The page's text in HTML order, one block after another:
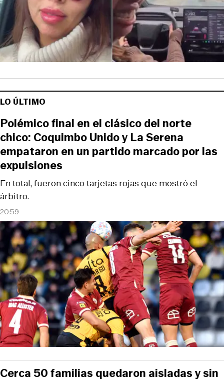
LO ÚLTIMO
20:59
En total, fueron cinco tarjetas rojas que mostró el
árbitro.
Polémico final en el clásico del norte
chico: Coquimbo Unido y La Serena
empataron en un partido marcado por las
expulsiones
Cerca 50 familias quedaron aisladas y sin